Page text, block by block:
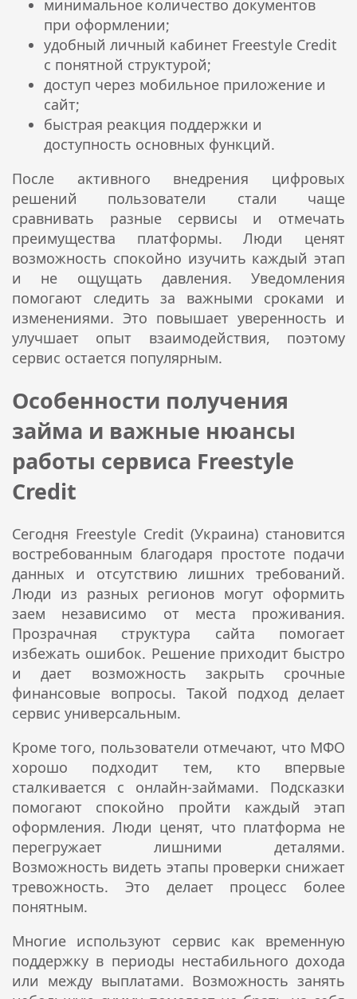
минимальное количество документов
при оформлении;
удобный личный кабинет Freestyle Credit
с понятной структурой;
доступ через мобильное приложение и
сайт;
быстрая реакция поддержки и
доступность основных функций.
После активного внедрения цифровых
решений пользователи стали чаще
сравнивать разные сервисы и отмечать
преимущества платформы. Люди ценят
возможность спокойно изучить каждый этап
и не ощущать давления. Уведомления
помогают следить за важными сроками и
изменениями. Это повышает уверенность и
улучшает опыт взаимодействия, поэтому
сервис остается популярным.
Особенности получения
займа и важные нюансы
работы сервиса Freestyle
Credit
Сегодня Freestyle Credit (Украина) становится
востребованным благодаря простоте подачи
данных и отсутствию лишних требований.
Люди из разных регионов могут оформить
заем независимо от места проживания.
Прозрачная структура сайта помогает
избежать ошибок. Решение приходит быстро
и дает возможность закрыть срочные
финансовые вопросы. Такой подход делает
сервис универсальным.
Кроме того, пользователи отмечают, что МФО
хорошо подходит тем, кто впервые
сталкивается с онлайн-займами. Подсказки
помогают спокойно пройти каждый этап
оформления. Люди ценят, что платформа не
перегружает лишними деталями.
Возможность видеть этапы проверки снижает
тревожность. Это делает процесс более
понятным.
Многие используют сервис как временную
поддержку в периоды нестабильного дохода
или между выплатами. Возможность занять